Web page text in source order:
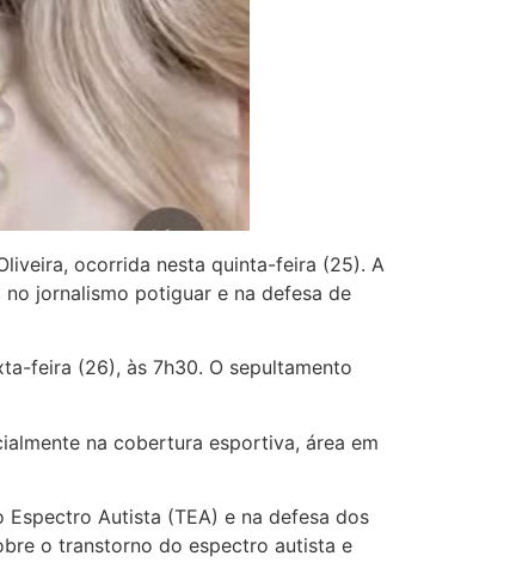
ocorrida nesta quinta-feira (25). A
jornalismo potiguar e na defesa de
feira (26), às 7h30. O sepultamento
na cobertura esportiva, área em
Autista (TEA) e na defesa dos
o transtorno do espectro autista e